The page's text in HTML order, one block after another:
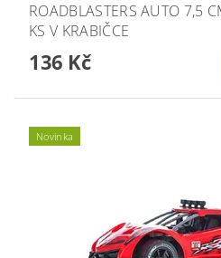
ROADBLASTERS AUTO 7,5
KS V KRABIČCE
136 Kč
Novinka